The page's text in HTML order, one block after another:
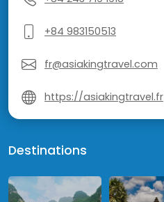
+84 983150513
fr@asiakingtravel.com
https://asiakingtravel.fr
Destinations